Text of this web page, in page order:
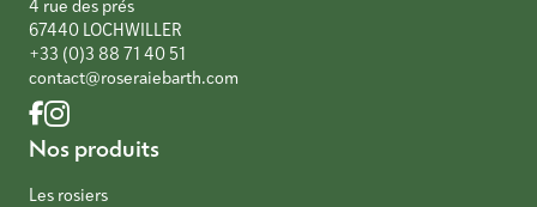
4 rue des prés
67440 LOCHWILLER
+33 (0)3 88 71 40 51
contact@roseraiebarth.com
Nos produits
Les rosiers